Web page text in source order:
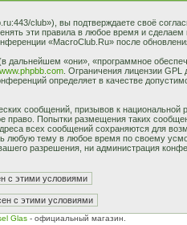
club»), вы подтверждаете своё
эти правила в любое время и
«MacroClub.Ru» после
«они», «программное
www.phpbb.com. Ограничения лицензии GPL
определяет в качестве
сообщений, призывов к
право. Попытки размещения таких
всех сообщений сохраняются для
тему в любое время по своему
разрешения, ни администрация
Glas - официальный магазин.